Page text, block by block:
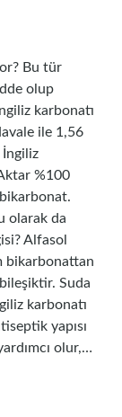
Bu tür
olup
karbonatı
ile 1,56
İngiliz
%100
olarak da
Alfasol
bikarbonattan
Suda
karbonatı
yapısı
olur,…